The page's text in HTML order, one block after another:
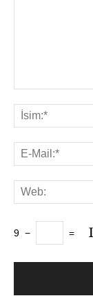
9 − =